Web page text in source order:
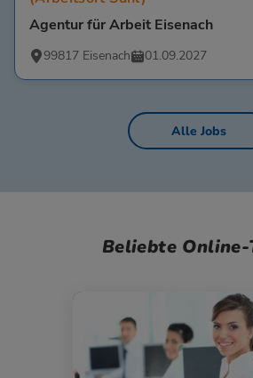
Agentur für Arbeit Eisenach
99817 Eisenach 01.09.2027
Alle Jobs
Beliebte Online-